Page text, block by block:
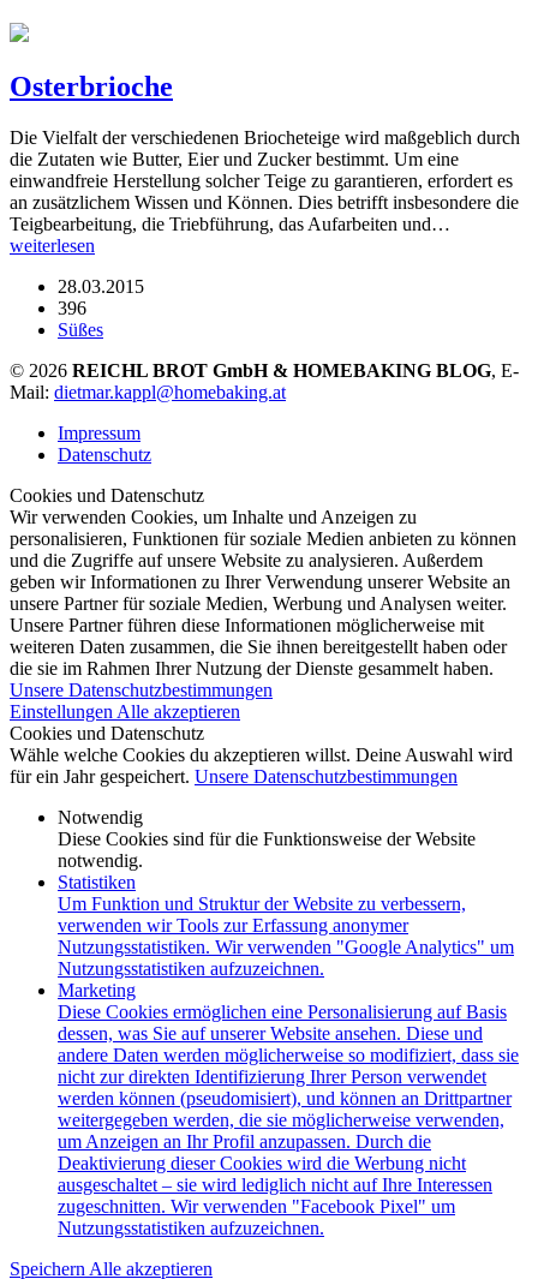
Osterbrioche
Die Vielfalt der verschiedenen Briocheteige wird maßgeblich durch
die Zutaten wie Butter, Eier und Zucker bestimmt. Um eine
einwandfreie Herstellung solcher Teige zu garantieren, erfordert es
an zusätzlichem Wissen und Können. Dies betrifft insbesondere die
Teigbearbeitung, die Triebführung, das Aufarbeiten und…
weiterlesen
28.03.2015
396
Süßes
© 2026 REICHL BROT GmbH & HOMEBAKING BLOG, E-
Mail: dietmar.kappl@homebaking.at
Impressum
Datenschutz
Cookies und Datenschutz
Wir verwenden Cookies, um Inhalte und Anzeigen zu
personalisieren, Funktionen für soziale Medien anbieten zu können
und die Zugriffe auf unsere Website zu analysieren. Außerdem
geben wir Informationen zu Ihrer Verwendung unserer Website an
unsere Partner für soziale Medien, Werbung und Analysen weiter.
Unsere Partner führen diese Informationen möglicherweise mit
weiteren Daten zusammen, die Sie ihnen bereitgestellt haben oder
die sie im Rahmen Ihrer Nutzung der Dienste gesammelt haben.
Unsere Datenschutzbestimmungen
Einstellungen Alle akzeptieren
Cookies und Datenschutz
Wähle welche Cookies du akzeptieren willst. Deine Auswahl wird
für ein Jahr gespeichert. Unsere Datenschutzbestimmungen
Notwendig
Diese Cookies sind für die Funktionsweise der Website
notwendig.
Statistiken
Um Funktion und Struktur der Website zu verbessern,
verwenden wir Tools zur Erfassung anonymer
Nutzungsstatistiken. Wir verwenden "Google Analytics" um
Nutzungsstatistiken aufzuzeichnen.
Marketing
Diese Cookies ermöglichen eine Personalisierung auf Basis
dessen, was Sie auf unserer Website ansehen. Diese und
andere Daten werden möglicherweise so modifiziert, dass sie
nicht zur direkten Identifizierung Ihrer Person verwendet
werden können (pseudomisiert), und können an Drittpartner
weitergegeben werden, die sie möglicherweise verwenden,
um Anzeigen an Ihr Profil anzupassen. Durch die
Deaktivierung dieser Cookies wird die Werbung nicht
ausgeschaltet – sie wird lediglich nicht auf Ihre Interessen
zugeschnitten. Wir verwenden "Facebook Pixel" um
Nutzungsstatistiken aufzuzeichnen.
Speichern Alle akzeptieren